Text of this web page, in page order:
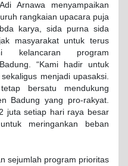
Arnawa menyampaikan
rangkaian upacara puja
karya, sida purna sida
masyarakat untuk terus
kelancaran program
“Kami hadir untuk
menjadi upasaksi.
bersatu mendukung
Badung yang pro-rakyat.
juta setiap hari raya besar
meringankan beban
sejumlah program prioritas